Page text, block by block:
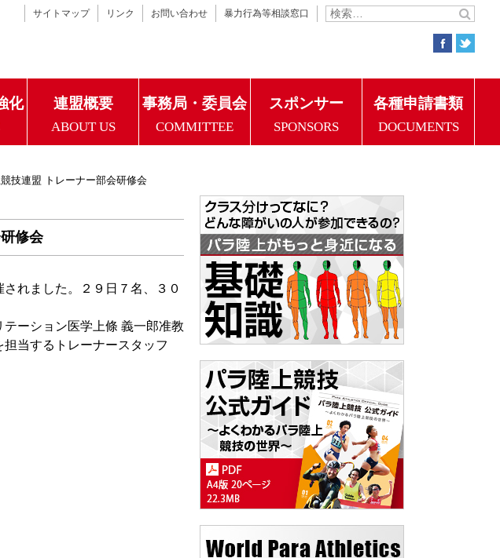
サイトマップ リンク お問い合わせ 暴力行為等相談窓口
化 連盟概要
ABOUT US
事務局・委員会
COMMITTEE
スポンサー
SPONSORS
各種申請書類
DOCUMENTS
技連盟 トレーナー部会研修会
修会
れました。２９日７名、３０
ーション医学上條 義一郎准教
当するトレーナースタッフ